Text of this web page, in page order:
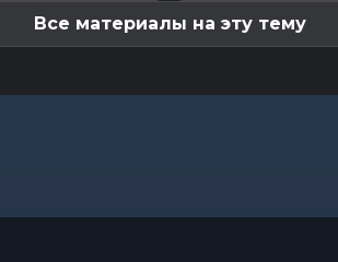
Все материалы на эту тему